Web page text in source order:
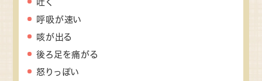
吐く
呼吸が速い
咳が出る
後ろ足を痛がる
怒りっぽい